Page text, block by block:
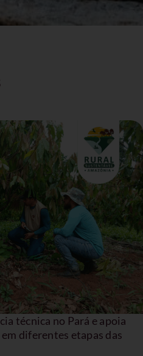
técnica no Pará e apoia
em diferentes etapas das